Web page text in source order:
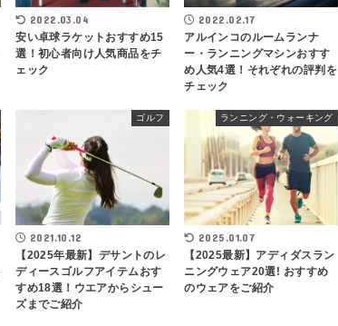
2022.03.04
安い卓球ラケットおすすめ15
選！初心者向け人気商品をチ
ェック
2022.02.17
アルインコのルームランナ
ー・ランニングマシンおすす
め人気4選！それぞれの評判を
チェック
ゴルフ
2021.10.12
【2025年最新】デサントのレ
ディースゴルフアイテムおす
すめ18選！ウエアからシュー
ズまでご紹介
ランニング・ウォーキング
2025.01.07
【2025最新】アディダスラン
ニングウェア20選! おすすめ
のウェアをご紹介